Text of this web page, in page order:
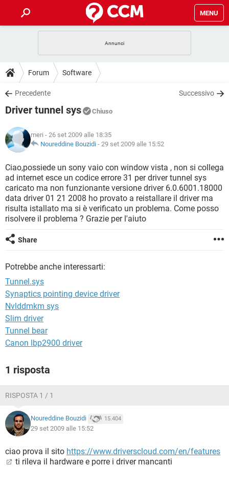
MENU
INTRATTENIMENTO
iOS
INSTAGRAM
TIKTOK
HARDWARE
GUIDE
COVID-19
INSTAGRAM
TIKTOK
HARDWARE
DOWNLOAD
COVID-19
INTRATTENIMENTO
iOS WINDOWS 10
INSTAGRAM WHATSAPP
TIKTOK FACEBOOK
HARDWARE
COVID-19
INTRATTENIMENTO
iOS WINDOWS 10
INSTAGRAM WHATSAPP
TIKTOK FACEBOOK
HARDWARE
GLOSSARIO
COVID-19 GAMING
INTRATTENIMENTO ANDROID
iOS WINDOWS 10
INSTAGRAM WHATSAPP
TIKTOK
Forum Software
Precedente Successivo
Driver tunnel sys Chiuso
meri - 26 set 2009 alle 18:35
Noureddine Bouzidi - 29 set 2009 alle 15:52
Ciao,possiede un sony vaio con window vista , non si collega
ad internet esce un codice errore 31 per driver tunnel sys
caricato ma non funzionante versione driver 6.0.6001.18000
data driver 01 21 2008 ho provato a reistallare il driver ma
risulta istallato ma si è verificato un problema. Come posso
risolvere il problema ? Grazie per l'aiuto
Share
Potrebbe anche interessarti:
Tunnel.sys
Synaptics pointing device driver
Nvlddmkm sys
Slim driver
Tunnel bear
Canon lbp2900 driver
1 risposta
RISPOSTA 1 / 1
Noureddine Bouzidi 15.404
29 set 2009 alle 15:52
ciao prova il sito https://www.driverscloud.com/en/features
ti rileva il hardware e porre i driver mancanti